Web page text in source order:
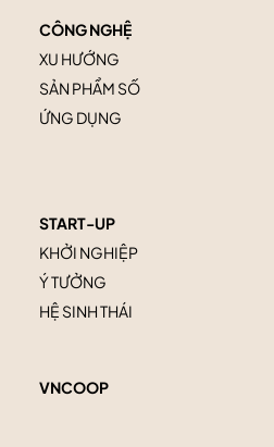
CÔNG NGHỆ
XU HƯỚNG
SẢN PHẨM SỐ
ỨNG DỤNG
START-UP
KHỞI NGHIỆP
Ý TƯỞNG
HỆ SINH THÁI
VNCOOP